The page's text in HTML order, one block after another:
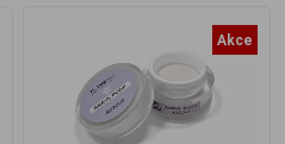
Akce